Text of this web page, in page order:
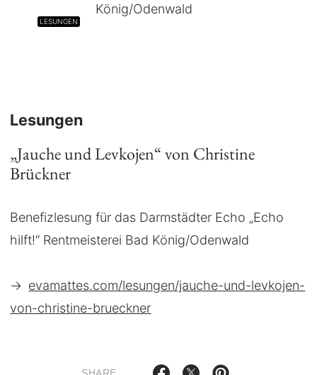
LESUNGEN
König/Odenwald
Lesungen
„Jauche und Levkojen“ von Christine
Brückner
Benefizlesung für das Darmstädter Echo „Echo
hilft!“ Rentmeisterei Bad König/Odenwald
→ evamattes.com/lesungen/jauche-und-levkojen-
von-christine-brueckner